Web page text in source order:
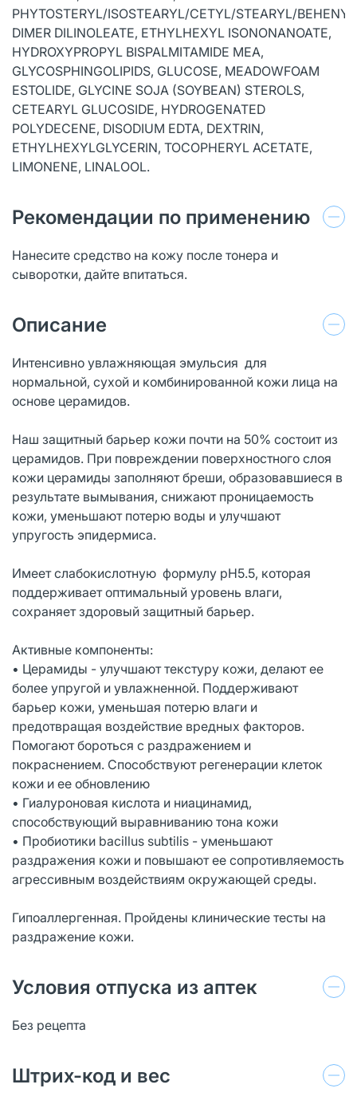
PHYTOSTERYL/ISOSTEARYL/CETYL/STEARYL/BEHENYL
DIMER DILINOLEATE, ETHYLHEXYL ISONONANOATE,
HYDROXYPROPYL BISPALMITAMIDE MEA,
GLYCOSPHINGOLIPIDS, GLUCOSE, MEADOWFOAM
ESTOLIDE, GLYCINE SOJA (SOYBEAN) STEROLS,
CETEARYL GLUCOSIDE, HYDROGENATED
POLYDECENE, DISODIUM EDTA, DEXTRIN,
ETHYLHEXYLGLYCERIN, TOCOPHERYL ACETATE,
LIMONENE, LINALOOL.
Рекомендации по применению
Нанесите средство на кожу после тонера и
сыворотки, дайте впитаться.
Описание
Интенсивно увлажняющая эмульсия для
нормальной, сухой и комбинированной кожи лица на
основе церамидов.
Наш защитный барьер кожи почти на 50% состоит из
церамидов. При повреждении поверхностного слоя
кожи церамиды заполняют бреши, образовавшиеся в
результате вымывания, снижают проницаемость
кожи, уменьшают потерю воды и улучшают
упругость эпидермиса.
Имеет слабокислотную формулу рН5.5, которая
поддерживает оптимальный уровень влаги,
сохраняет здоровый защитный барьер.
Активные компоненты:
• Церамиды - улучшают текстуру кожи, делают ее
более упругой и увлажненной. Поддерживают
барьер кожи, уменьшая потерю влаги и
предотвращая воздействие вредных факторов.
Помогают бороться с раздражением и
покраснением. Способствуют регенерации клеток
кожи и ее обновлению
• Гиалуроновая кислота и ниацинамид,
способствующий выравниванию тона кожи
• Пробиотики bacillus subtilis - уменьшают
раздражения кожи и повышают ее сопротивляемость
агрессивным воздействиям окружающей среды.
Гипоаллергенная. Пройдены клинические тесты на
раздражение кожи.
Условия отпуска из аптек
Без рецепта
Штрих-код и вес